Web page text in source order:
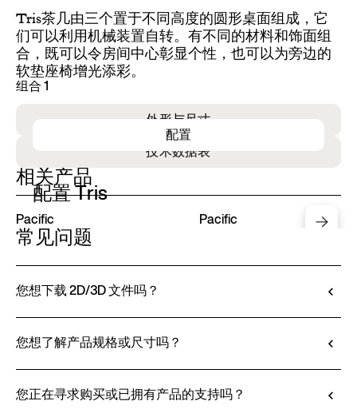
Tris茶几由三个置于不同高度的圆形桌面组成，它
们可以利用机械装置自转。有不同的材料和饰面组
合，既可以令房间中心彰显个性，也可以为旁边的
软垫座椅增光添彩。
组合 1
外形与尺寸
技术数据表
配置 Tris
配置
相关产品
Pacific Pacific
常见问题
您想下载 2D/3D 文件吗？
和定制。该工具不仅可以让您查看所选饰面和面料
前往定制
您想了解产品规格或尺寸吗？
都可在产品技术说明书中查阅。
您正在寻求购买或已拥有产品的支持吗？